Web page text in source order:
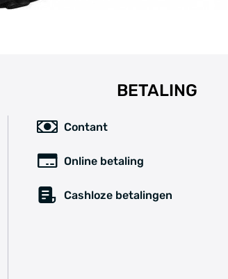
BETALING
Contant
Online betaling
Cashloze betalingen